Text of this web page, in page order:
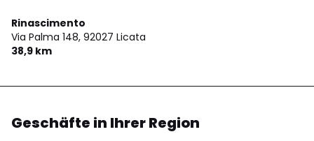
Rinascimento
Via Palma 148, 92027 Licata
38,9 km
Geschäfte in Ihrer Region